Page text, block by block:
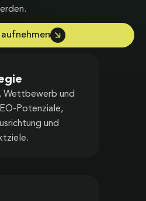
Wettbewerb und
Potenziale,
und